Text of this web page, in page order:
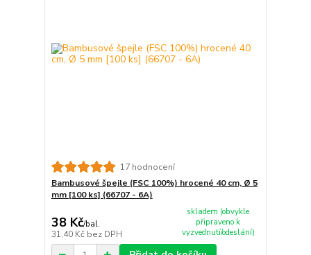
17 hodnocení
Bambusové špejle (FSC 100%) hrocené 40 cm, Ø 5
mm [100 ks] (66707 - 6A)
38 Kč/bal.
31,40 Kč bez DPH
skladem (obvykle
připraveno k
vyzvednutí/odeslání)